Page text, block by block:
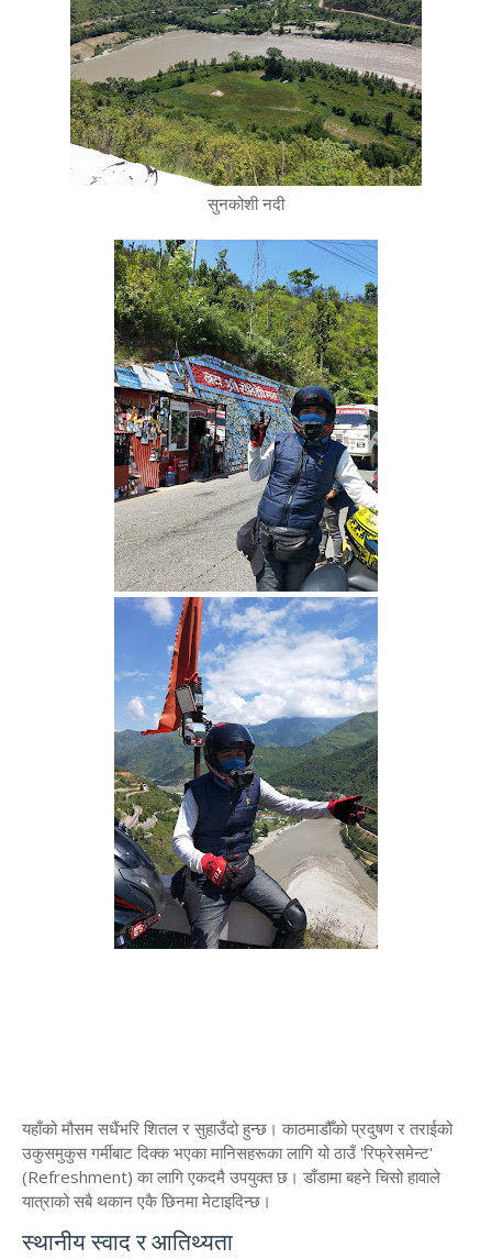
सुनकोशी नदी
​यहाँको मौसम सधैंभरि शितल र सुहाउँदो हुन्छ। काठमाडौँको प्रदुषण र तराईको
उकुसमुकुस गर्मीबाट दिक्क भएका मानिसहरूका लागि यो ठाउँ 'रिफ्रेसमेन्ट'
(Refreshment) का लागि एकदमै उपयुक्त छ। डाँडामा बहने चिसो हावाले
यात्राको सबै थकान एकै छिनमा मेटाइदिन्छ।
​स्थानीय स्वाद र आतिथ्यता